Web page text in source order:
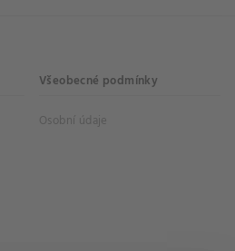
Všeobecné podmínky
Osobní údaje